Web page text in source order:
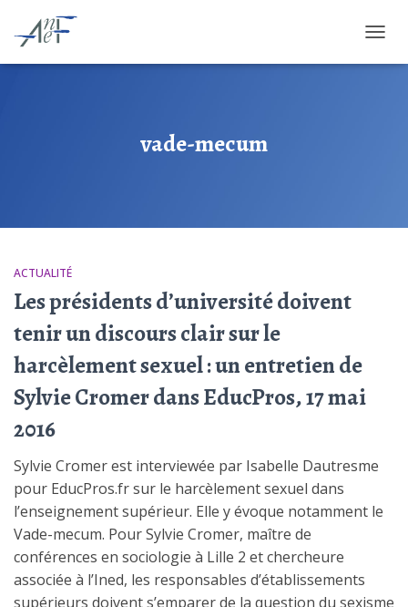
vade-mecum
ACTUALITÉ
Les présidents d’université doivent
tenir un discours clair sur le
harcèlement sexuel : un entretien de
Sylvie Cromer dans EducPros, 17 mai
2016
Sylvie Cromer est interviewée par Isabelle Dautresme
pour EducPros.fr sur le harcèlement sexuel dans
l’enseignement supérieur. Elle y évoque notamment le
Vade-mecum. Pour Sylvie Cromer, maître de
conférences en sociologie à Lille 2 et chercheure
associée à l’Ined, les responsables d’établissements
supérieurs doivent s’emparer de la question du sexisme